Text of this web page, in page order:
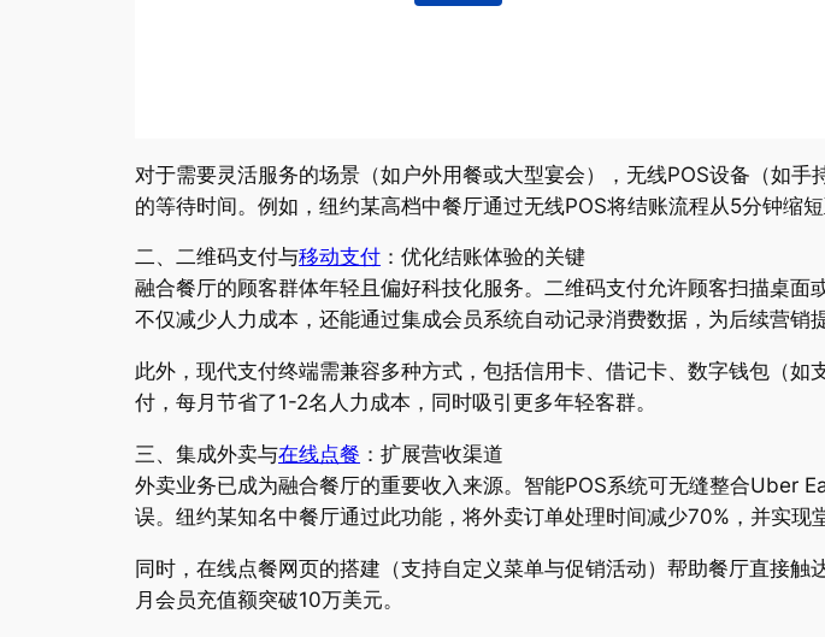
对于需要灵活服务的场景（如户外用餐或大型宴会），无线POS设备（如
的等待时间。例如，纽约某高档中餐厅通过无线POS将结账流程从5分钟缩
二、二维码支付与移动支付 ：优化结账体验的关键
融合餐厅的顾客群体年轻且偏好科技化服务。二维码支付允许顾客扫描桌
不仅减少人力成本，还能通过集成会员系统自动记录消费数据，为后续营销
此外，现代支付终端需兼容多种方式，包括信用卡、借记卡、数字钱包（
付，每月节省了1-2名人力成本，同时吸引更多年轻客群。
三、集成外卖与在线点餐 ：扩展营收渠道
外卖业务已成为融合餐厅的重要收入来源。智能POS系统可无缝整合Uber
误。纽约某知名中餐厅通过此功能，将外卖订单处理时间减少70%，并实现
同时，在线点餐网页的搭建（支持自定义菜单与促销活动）帮助餐厅直接
月会员充值额突破10万美元。